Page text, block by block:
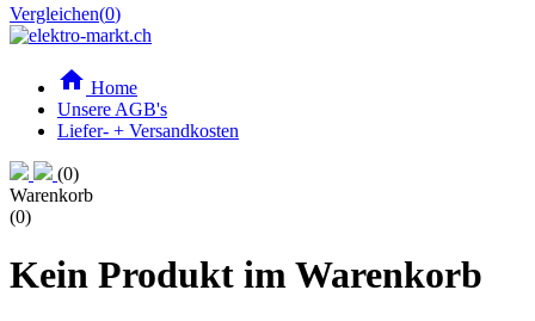
Vergleichen(0)
 Home
Unsere AGB's
Liefer- + Versandkosten
(0)
Warenkorb
(0)
Kein Produkt im Warenkorb